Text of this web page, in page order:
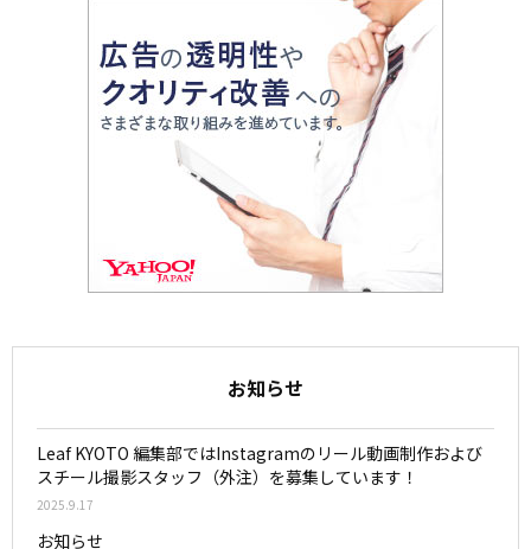
お知らせ
Leaf KYOTO 編集部ではInstagramのリール動画制作および
スチール撮影スタッフ（外注）を募集しています！
2025.9.17
お知らせ